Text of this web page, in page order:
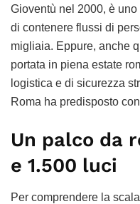
Gioventù nel 2000, è
di contenere flussi di
migliaia. Eppure, anche
portata in piena estate
logistica e di sicurezza
Roma ha predisposto
Un palco da
e 1.500 luci
Per comprendere la